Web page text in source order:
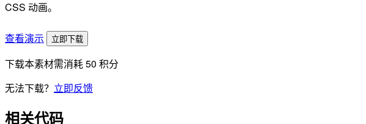
CSS 动画。
查看演示 立即下载
下载本素材需消耗50 积分
无法下载？ 立即反馈
相关代码